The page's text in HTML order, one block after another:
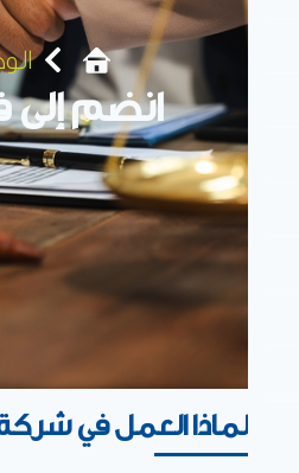
الوظائف
انضم إلى
لماذا العمل في شركة